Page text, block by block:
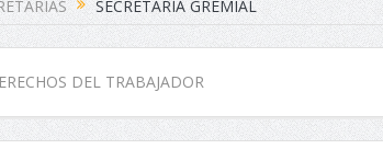
SECRETARÍA GREMIAL
DEL TRABAJADOR